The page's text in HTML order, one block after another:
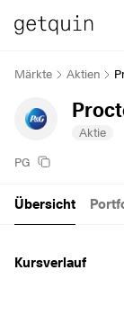
Märkte Aktien
Aktie
PG
Übersicht
Kursverlauf